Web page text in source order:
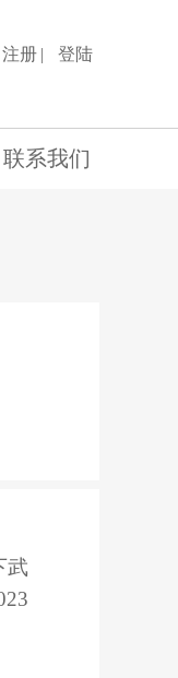
注册 登陆
联系我们
武